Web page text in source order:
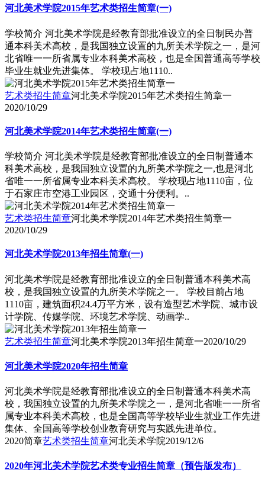
河北美术学院2015年艺术类招生简章(一)
学校简介 河北美术学院是经教育部批准设立的全日制民办普
通本科美术高校，是我国独立设置的九所美术学院之一，是河
北省唯一一所省属专业本科美术高校，也是全国普通高等学校
毕业生就业先进集体。 学校现占地1110..
艺术类招生简章河北美术学院2015年艺术类招生简章一
2020/10/29
河北美术学院2014年艺术类招生简章(一)
学校简介 河北美术学院是经教育部批准设立的全日制普通本
科美术高校，是我国独立设置的九所美术学院之一,也是河北
省唯一一所省属专业本科美术高校。 学校现占地1110亩，位
于石家庄市空港工业园区，交通十分便利。..
艺术类招生简章河北美术学院2014年艺术类招生简章一
2020/10/29
河北美术学院2013年招生简章(一)
河北美术学院是经教育部批准设立的全日制普通本科美术高
校，是我国独立设置的九所美术学院之一。 学校目前占地
1110亩，建筑面积24.4万平方米，设有造型艺术学院、城市设
计学院、传媒学院、环境艺术学院、动画学..
艺术类招生简章河北美术学院2013年招生简章一2020/10/29
河北美术学院2020年招生简章
河北美术学院是经教育部批准设立的全日制普通本科美术高
校，我国独立设置的九所美术学院之一，是河北省唯一一所省
属专业本科美术高校，也是全国高等学校毕业生就业工作先进
集体、全国高等学校创业教育研究与实践先进单位。
2020简章艺术类招生简章河北美术学院2019/12/6
2020年河北美术学院艺术类专业招生简章（预告版发布）